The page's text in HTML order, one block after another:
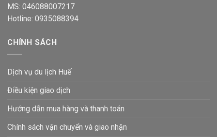
MS: 046088007217
Hotline: 0935088394
CHÍNH SÁCH
Dịch vụ du lịch Huế
Điều kiện giao dịch
Hướng dẫn mua hàng và thanh toán
Chính sách vận chuyển và giao nhận